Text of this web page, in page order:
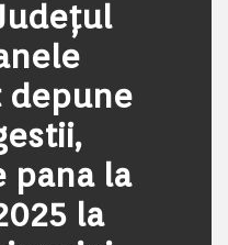
depune
pana la
la